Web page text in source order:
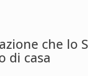
che lo
di casa